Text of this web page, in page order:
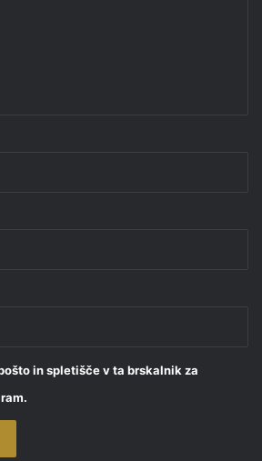
in spletišče v ta brskalnik za